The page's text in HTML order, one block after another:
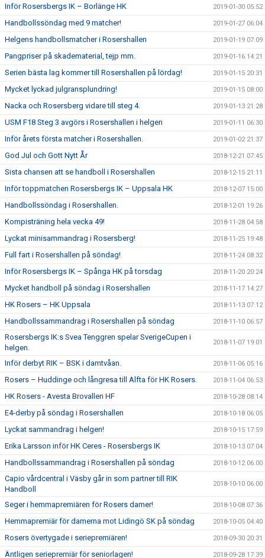
Inför Rosersbergs IK – Borlänge HK 2019-01-30 05:52
Handbollssöndag med 9 matcher! 2019-01-27 06:04
Helgens handbollsmatcher i Rosershallen 2019-01-19 07:09
Pangpriser på skadematerial, tejp mm. 2019-01-16 14:21
Serien bästa lag kommer till Rosershallen på lördag! 2019-01-15 20:31
Mycket lyckad julgransplundring! 2019-01-15 08:00
Nacka och Rosersberg vidare till steg 4. 2019-01-13 21:28
USM F18 Steg 3 avgörs i Rosershallen i helgen 2019-01-11 06:30
Inför årets första matcher i Rosershallen. 2019-01-02 21:37
God Jul och Gott Nytt År 2018-12-21 07:45
Sista chansen att se handboll i Rosershallen 2018-12-15 21:11
Inför toppmatchen Rosersbergs IK – Uppsala HK 2018-12-07 15:00
Handbollssöndag i Rosershallen. 2018-12-01 19:26
Kompisträning hela vecka 49! 2018-11-28 04:58
Lyckat minisammandrag i Rosersberg! 2018-11-25 19:48
Full fart i Rosershallen på söndag! 2018-11-24 08:32
Inför Rosersbergs IK – Spånga HK på torsdag 2018-11-20 20:24
Mycket handboll på söndag i Rosershallen 2018-11-17 14:27
HK Rosers – HK Uppsala 2018-11-13 07:12
Handbollssammandrag i Rosershallen på söndag 2018-11-10 06:57
Rosersbergs IK:s Svea Tenggren spelar SverigeCupen i
helgen.
2018-11-07 19:01
Inför derbyt RIK – BSK i damtvåan. 2018-11-06 05:16
Rosers – Huddinge och långresa till Alfta för HK Rosers. 2018-11-04 06:53
HK Rosers - Avesta Brovallen HF 2018-10-28 08:14
E4-derby på söndag i Rosershallen 2018-10-18 06:05
Lyckat sammandrag i helgen! 2018-10-15 17:59
Erika Larsson inför HK Ceres - Rosersbergs IK 2018-10-13 07:04
Handbollssammandrag i Rosershallen på söndag 2018-10-12 06:00
Capio vårdcentral i Väsby går in som partner till RIK
Handboll
2018-10-10 06:00
Seger i hemmapremiären för Rosers damer! 2018-10-08 07:36
Hemmapremiär för damerna mot Lidingö SK på söndag 2018-10-05 04:40
Rosers övertygade i seriepremiären! 2018-09-30 20:31
Äntligen seriepremiär för seniorlagen! 2018-09-28 17:39